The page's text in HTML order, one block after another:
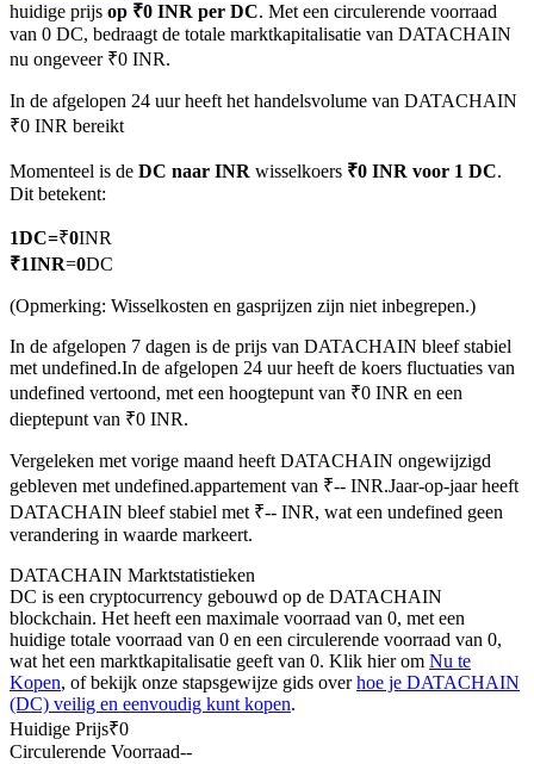
Cryptocurrency-futures
TradFi
USDC-futures
Kopiëren Handel
Sluit je aan bij top traders
huidige prijs op ₹0 INR per DC. Met een circulerende voorraad
van 0 DC, bedraagt de totale marktkapitalisatie van DATACHAIN
nu ongeveer ₹0 INR.
In de afgelopen 24 uur heeft het handelsvolume van DATACHAIN
₹0 INR bereikt
Momenteel is de DC naar INR wisselkoers ₹0 INR voor 1 DC.
Dit betekent:
1DC=₹0INR
₹1INR=0DC
(Opmerking: Wisselkosten en gasprijzen zijn niet inbegrepen.)
In de afgelopen 7 dagen is de prijs van DATACHAIN bleef stabiel
met undefined.In de afgelopen 24 uur heeft de koers fluctuaties van
undefined vertoond, met een hoogtepunt van ₹0 INR en een
dieptepunt van ₹0 INR.
Vergeleken met vorige maand heeft DATACHAIN ongewijzigd
gebleven met undefined.appartement van ₹-- INR.Jaar-op-jaar heeft
DATACHAIN bleef stabiel met ₹-- INR, wat een undefined geen
verandering in waarde markeert.
DATACHAIN Marktstatistieken
DC is een cryptocurrency gebouwd op de DATACHAIN
blockchain. Het heeft een maximale voorraad van 0, met een
huidige totale voorraad van 0 en een circulerende voorraad van 0,
wat het een marktkapitalisatie geeft van 0. Klik hier om Nu te
Kopen, of bekijk onze stapsgewijze gids overhoe je DATACHAIN
(DC) veilig en eenvoudig kunt kopen.
Huidige Prijs₹0
Circulerende Voorraad--